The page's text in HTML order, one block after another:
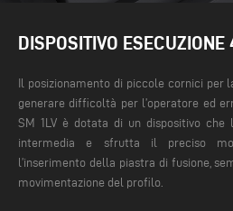
DISPOSITIVO ESECUZIONE
Il posizionamento di piccole cornici per
generare difficoltà per l’operatore ed
SM 1LV è dotata di un dispositivo
intermedia e sfrutta il preciso
l’inserimento della piastra di fusione,
movimentazione del profilo.